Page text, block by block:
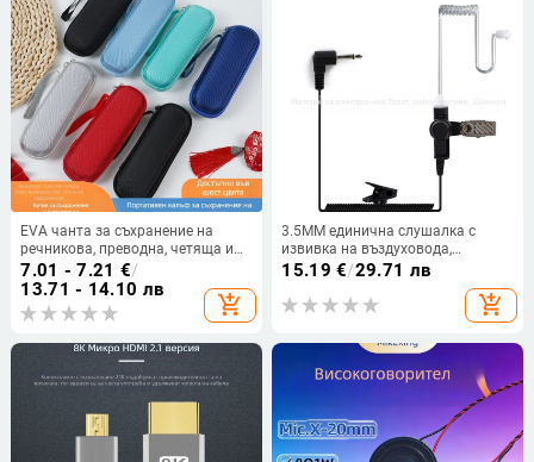
EVA чанта за съхранение на
речникова, преводна, четяща и
Bluetooth записваща писалка —
правоъгълна форма, горещо
пресована, готова на склад
7.01 - 7.21 €/
13.71 - 14.10 лв
add_shopping_cart
3.5MM единична слушалка с
извивка на въздуховода,
подвижни слушалки, единични
бобина, независим
високоговорител, ясно качество
15.19 €/29.71 лв
add_shopping_cart